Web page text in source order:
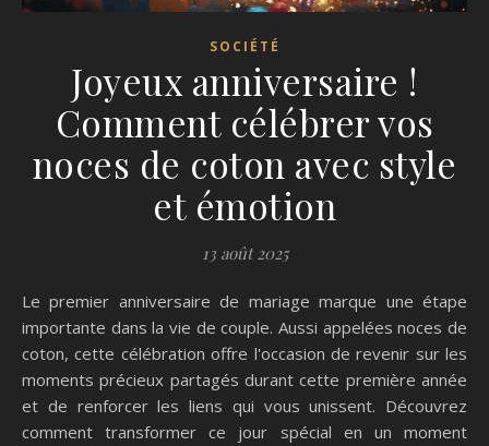
SOCIÉTÉ
Joyeux anniversaire !
Comment célébrer vos
noces de coton avec style
et émotion
13 août 2025
Le premier anniversaire de mariage marque une étape
importante dans la vie de couple. Aussi appelées noces de
coton, cette célébration offre l'occasion de revenir sur les
moments précieux partagés durant cette première année
et de renforcer les liens qui vous unissent. Découvrez
comment transformer ce jour spécial en un moment